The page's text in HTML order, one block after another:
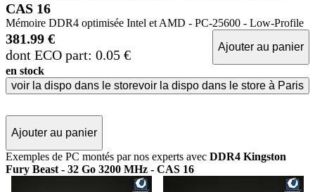
CAS 16
Mémoire DDR4 optimisée Intel et AMD - PC-25600 - Low-Profile
381.99 €
dont ECO part: 0.05 €
Ajouter au panier
en stock
voir la dispo dans le storevoir la dispo dans le store à Paris
Ajouter au panier
Exemples de PC montés par nos experts avec DDR4 Kingston
Fury Beast - 32 Go 3200 MHz - CAS 16